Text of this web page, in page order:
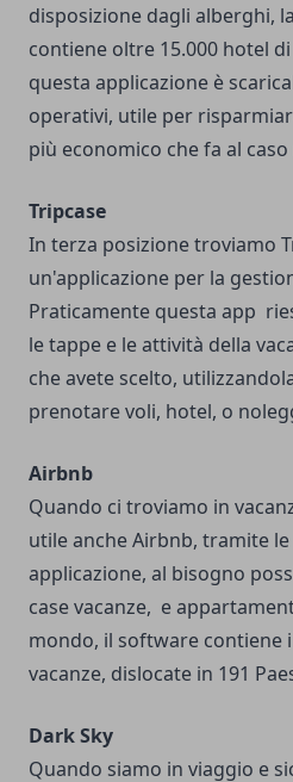
disposizione dagli alberghi,
contiene oltre 15.000 hotel
questa applicazione è
operativi, utile per
più economico che fa al
Tripcase
In terza posizione troviamo
un'applicazione per la
Praticamente questa app
le tappe e le attività della
che avete scelto,
prenotare voli, hotel, o
Airbnb
Quando ci troviamo in
utile anche Airbnb, tramite
applicazione, al bisogno
case vacanze, e
mondo, il software contiene
vacanze, dislocate in 191
Dark Sky
Quando siamo in viaggio e